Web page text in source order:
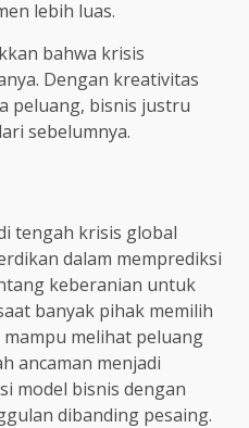
lebih luas.
bahwa krisis
Dengan kreativitas
peluang, bisnis justru
sebelumnya.
tengah krisis global
dalam memprediksi
keberanian untuk
banyak pihak memilih
mampu melihat peluang
ancaman menjadi
model bisnis dengan
dibanding pesaing.